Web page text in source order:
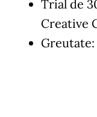
Trial de
Creative
Greutate: